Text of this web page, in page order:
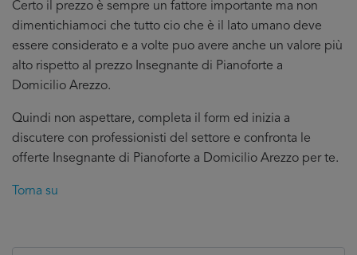
Certo il prezzo è sempre un fattore importante ma non
dimentichiamoci che tutto cio che è il lato umano deve
essere considerato e a volte puo avere anche un valore più
alto rispetto al prezzo Insegnante di Pianoforte a
Domicilio Arezzo.
Quindi non aspettare, completa il form ed inizia a
discutere con professionisti del settore e confronta le
offerte Insegnante di Pianoforte a Domicilio Arezzo per te.
Torna su